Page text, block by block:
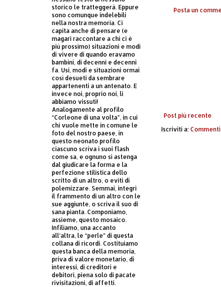
Posta un
Post più recente
Iscriviti a:
storico le tratteggerà. Eppure
sono comunque indelebili
nella nostra memoria. Ci
capita anche di pensare (e
magari raccontare a chi ci è
più prossimo) situazioni e modi
di vivere di quando eravamo
bambini, di decenni e decenni
fa. Usi, modi e situazioni ormai
così desueti da sembrare
appartenenti a un antenato. E
invece noi, proprio noi, li
abbiamo vissuti!
Analogamente al profilo
“Corleone di una volta”, in cui
chi vuole mette in comune le
foto del nostro paese, in
questo neonato profilo
ciascuno scriva i suoi flash
come sa, e ognuno si astenga
dal giudicare la forma e la
perfezione stilistica dello
scritto di un altro, o eviti di
polemizzare. Semmai, integri
il frammento di un altro con le
sue aggiunte, o scriva il suo di
sana pianta. Componiamo,
assieme, questo mosaico.
Infiliamo, una accanto
all’altra, le “perle” di questa
collana di ricordi. Costituiamo
questa banca della memoria,
priva di valore monetario, di
interessi, di creditori e
debitori, piena solo di pacate
rivisitazioni, di affetti.